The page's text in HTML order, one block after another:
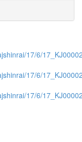
17/6/
17/6/
17/6/